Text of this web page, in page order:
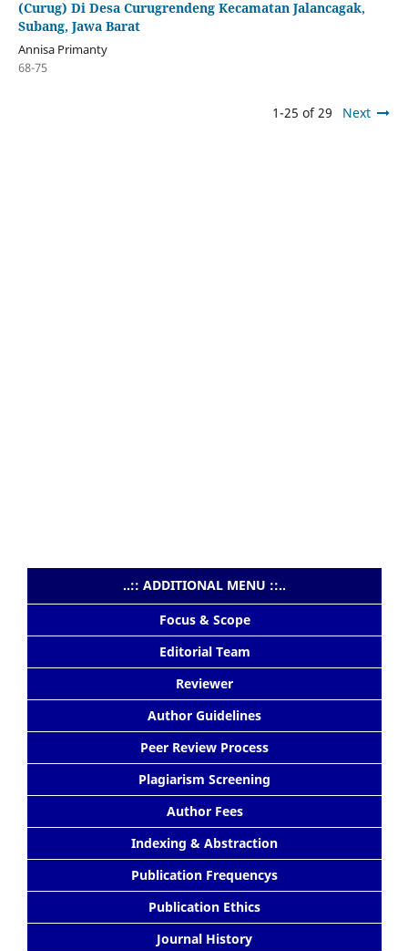
(Curug) Di Desa Curugrendeng Kecamatan Jalancagak,
Subang, Jawa Barat
Annisa Primanty
68-75
1-25 of 29 Next
..:: ADDITIONAL MENU ::..
Focus & Scope
Editorial Team
Reviewer
Author Guidelines
Peer Review Process
Plagiarism Screening
Author Fees
Indexing & Abstraction
Publication Frequencys
Publication Ethics
Journal History